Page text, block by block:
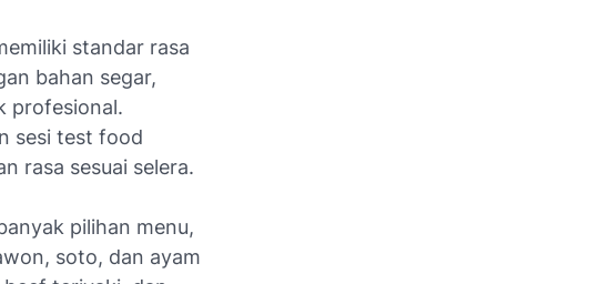
standar rasa
bahan segar,
profesional.
sesi test food
rasa sesuai selera.
pilihan menu,
soto, dan ayam